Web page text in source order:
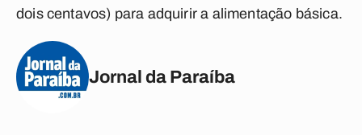
dois centavos) para adquirir a alimentação básica.
Jornal da Paraíba